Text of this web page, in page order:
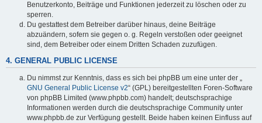
Benutzerkonto, Beiträge und Funktionen jederzeit zu löschen oder zu
sperren.
Du gestattest dem Betreiber darüber hinaus, deine Beiträge
abzuändern, sofern sie gegen o. g. Regeln verstoßen oder geeignet
sind, dem Betreiber oder einem Dritten Schaden zuzufügen.
4. GENERAL PUBLIC LICENSE
Du nimmst zur Kenntnis, dass es sich bei phpBB um eine unter der „
GNU General Public License v2“ (GPL) bereitgestellten Foren-Software
von phpBB Limited (www.phpbb.com) handelt; deutschsprachige
Informationen werden durch die deutschsprachige Community unter
www.phpbb.de zur Verfügung gestellt. Beide haben keinen Einfluss auf